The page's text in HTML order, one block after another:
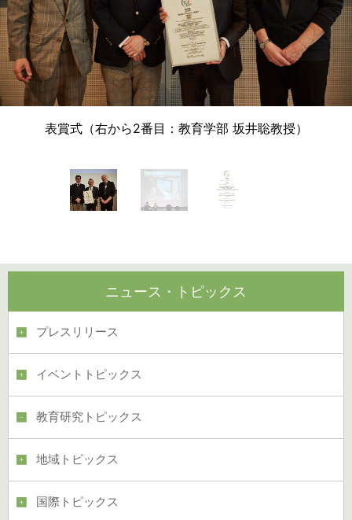
表賞式（右から2番目：教育学部 坂井聡教授）
ニュース・トピックス
プレスリリース
イベントトピックス
教育研究トピックス
地域トピックス
国際トピックス